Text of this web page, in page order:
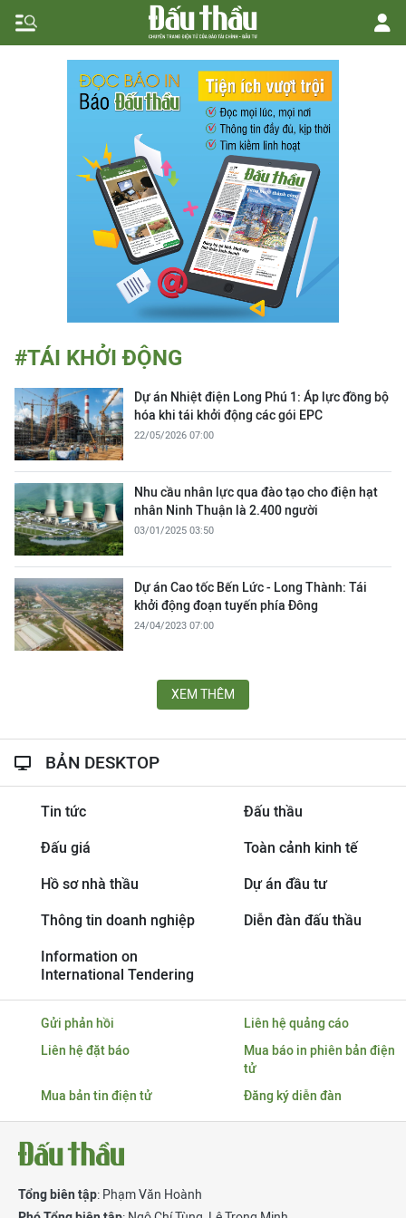
#TÁI KHỞI ĐỘNG
Dự án Nhiệt điện Long Phú 1: Áp lực đồng bộ
hóa khi tái khởi động các gói EPC
22/05/2026 07:00
Nhu cầu nhân lực qua đào tạo cho điện hạt
nhân Ninh Thuận là 2.400 người
03/01/2025 03:50
Dự án Cao tốc Bến Lức - Long Thành: Tái
khởi động đoạn tuyến phía Đông
24/04/2023 07:00
XEM THÊM
BẢN DESKTOP
Tin tức Đấu thầu
Đấu giá Toàn cảnh kinh tế
Hồ sơ nhà thầu Dự án đầu tư
Thông tin doanh nghiệp Diễn đàn đấu thầu
Information on
International Tendering
Gửi phản hồi
Liên hệ quảng cáo
Liên hệ đặt báo
Mua báo in phiên bản điện
tử
Mua bản tin điện tử
Đăng ký diễn đàn
Tổng biên tập: Phạm Văn Hoành